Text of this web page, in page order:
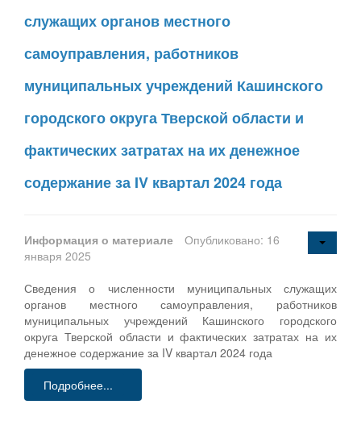
служащих органов местного
самоуправления, работников
муниципальных учреждений Кашинского
городского округа Тверской области и
фактических затратах на их денежное
содержание за IV квартал 2024 года
Информация о материале
Опубликовано: 16
января 2025
Сведения о численности муниципальных служащих
органов местного самоуправления, работников
муниципальных учреждений Кашинского городского
округа Тверской области и фактических затратах на их
денежное содержание за IV квартал 2024 года
Подробнее...